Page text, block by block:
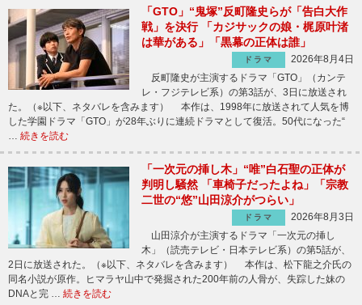
「GTO」“鬼塚”反町隆史らが「告白大作
戦」を決行 「カジサックの娘・梶原叶渚
は華がある」「黒幕の正体は誰」
ドラマ
2026年8月4日
反町隆史が主演するドラマ「GTO」（カンテ
レ・フジテレビ系）の第3話が、3日に放送され
た。（※以下、ネタバレを含みます） 本作は、1998年に放送されて人気を博
した学園ドラマ「GTO」が28年ぶりに連続ドラマとして復活。50代になった“
… 続きを読む
「一次元の挿し木」“唯”白石聖の正体が
判明し騒然 「車椅子だったよね」「宗教
二世の“悠”山田涼介がつらい」
ドラマ
2026年8月3日
山田涼介が主演するドラマ「一次元の挿し
木」（読売テレビ・日本テレビ系）の第5話が、
2日に放送された。（※以下、ネタバレを含みます） 本作は、松下龍之介氏の
同名小説が原作。ヒマラヤ山中で発掘された200年前の人骨が、失踪した妹の
DNAと完 … 続きを読む